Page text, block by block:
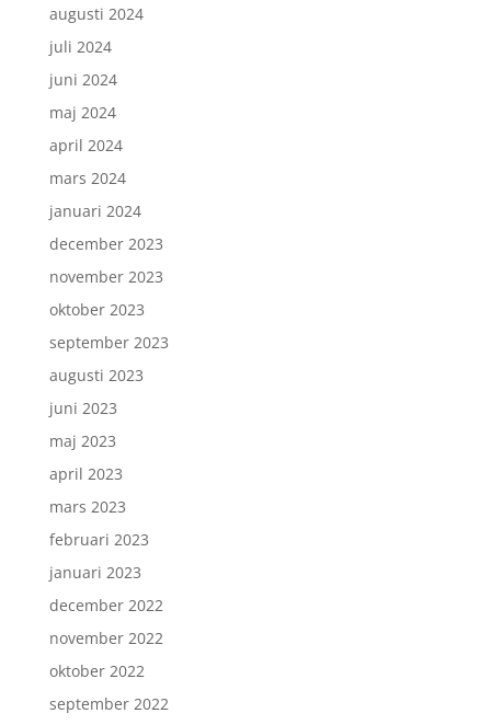
augusti 2024
juli 2024
juni 2024
maj 2024
april 2024
mars 2024
januari 2024
december 2023
november 2023
oktober 2023
september 2023
augusti 2023
juni 2023
maj 2023
april 2023
mars 2023
februari 2023
januari 2023
december 2022
november 2022
oktober 2022
september 2022